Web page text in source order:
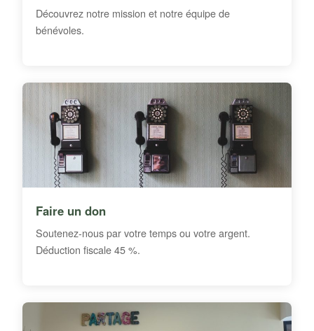
Découvrez notre mission et notre équipe de
bénévoles.
Faire un don
Soutenez-nous par votre temps ou votre argent.
Déduction fiscale 45 %.